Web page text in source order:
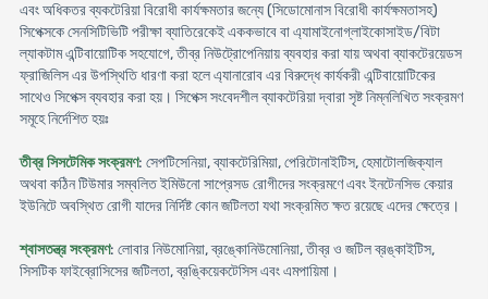
এবং অধিকতর ব্যকটেরিয়া বিরোধী কার্যক্ষমতার জন্যে (সিডোমোনাস বিরোধী কার্যক্ষমতাসহ)
সিপেক্সকে সেনসিটিভিটি পরীক্ষা ব্যাতিরেকেই এককভাবে বা এ্যামাইনোগ্লাইকোসাইড/বিটা
ল্যাকটাম এন্টিবায়োটিক সহযোগে, তীব্র নিউট্রোপেনিয়ায় ব্যবহার করা যায় অথবা ব্যাকটেরয়েডস
ফ্রাজিলিস এর উপস্থিতি ধারণা করা হলে এ্যানারোব এর বিরুদ্ধে কার্যকরী এন্টিবায়োটিকের
সাথেও সিপেক্স ব্যবহার করা হয়। সিপেক্স সংবেদশীল ব্যাকটেরিয়া দ্বারা সৃষ্ট নিম্নলিখিত সংক্রমণ
সমূহে নির্দেশিত হয়ঃ
তীব্র সিসটেমিক সংক্রমণ: সেপটিসেনিয়া, ব্যাকটেরিমিয়া, পেরিটোনাইটিস, হেমাটোলজিক্যাল
অথবা কঠিন টিউমার সম্বলিত ইমিউনো সাপ্রেসড রোগীদের সংক্রমণে এবং ইনটেনসিভ কেয়ার
ইউনিটে অবস্থিত রোগী যাদের নির্দিষ্ট কোন জটিলতা যথা সংক্রমিত ক্ষত রয়েছে এদের ক্ষেত্রে।
শ্বাসতন্ত্র সংক্রমণ: লোবার নিউমোনিয়া, ব্রঙ্কোনিউমোনিয়া, তীব্র ও জটিল ব্রঙ্কাইটিস,
সিসটিক ফাইব্রোসিসের জটিলতা, ব্রঙ্কিয়েকটেসিস এবং এমপায়িমা।